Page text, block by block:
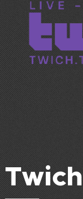
Twich